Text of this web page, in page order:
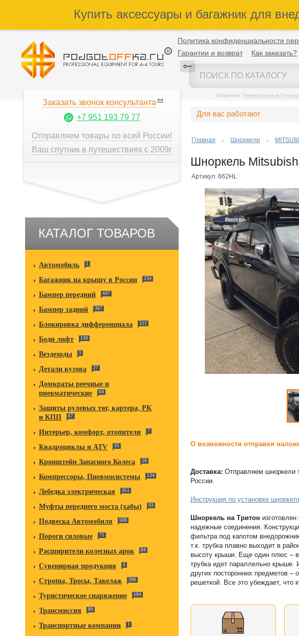
Купить аксессуары и багажник для
Политика конфиденциальности
Гарантии и возврат
Как заказать?
Например: Универсальные
Заказать звонок консультанта
+7 951 193 79 77
Отправляем товары по всей России!
Ваш спутник в путешествиях с 2009г
КАТАЛОГ ТОВАРОВ
Автомобиль 1
Багажник на крышу в России 234
Бампер передний 447
Бампер задний 367
Блокировка дифференциала 111
Боди лифт 130
Вездеходы 1
Детали кузова 27
Домкраты реечные и
пневматические
64
Защиты рулевых тяг, картера, РК
и КПП
67
Интерьер, комфорт, отопители 7
Квадроциклы и ATV 35
Кронштейн Запасного Колеса 28
Компрессоры, Пневмосистемы 134
Лебедка электрическая 351
Муфты переднего моста (хабы) 93
Подвеска Автомобиля 508
Пороги силовые 71
Расширители колесных арок 84
Сувенирная продукция 3
Стропы, Тросы, Такелаж 396
Туристическое снаряжение 184
Трансмиссия 89
Транспортные компании 1
Для вас работают
Главная Шноркели
Шноркель
Артикул: 662HL
О возможности отправки
Доставка: Отправляем шноркели
России.
Инструкция по установке
Шноркель на Тритон
надежные соединения.
фильтра под капотом
т.к. трубка плавно выходит в
высоту крыши. Еще один плюс –
трубка идет параллельно крыше.
других посторонних предметов –
решеткой. Все это убеждает, что